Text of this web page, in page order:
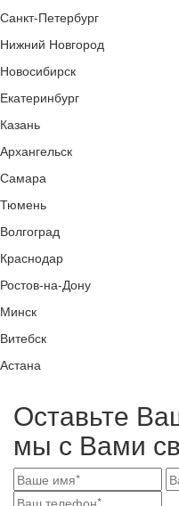
Санкт-Петербург
Нижний Новгород
Новосибирск
Екатеринбург
Казань
Архангельск
Самара
Тюмень
Волгоград
Краснодар
Ростов-на-Дону
Минск
Витебск
Астана
Оставьте
мы с Вами